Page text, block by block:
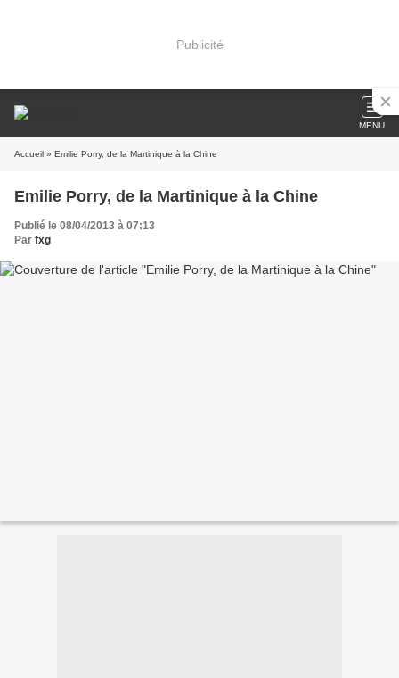
Publicité
MENU
Accueil » Emilie Porry, de la Martinique à la Chine
Emilie Porry, de la Martinique à la Chine
Publié le 08/04/2013 à 07:13
Par fxg